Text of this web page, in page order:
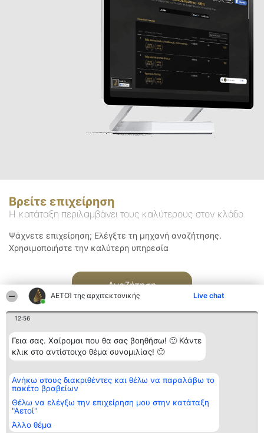
ΑΕΤΟΊ της αρχιτεκτονικής Live chat
12:56
Γεια σας. Χαίρομαι που θα σας βοηθήσω! 🙂 Κάντε
κλικ στο αντίστοιχο θέμα συνομιλίας! 🙂
Ανήκω στους διακριθέντες και θέλω να παραλάβω το
πακέτο βραβείων
Θέλω να ελέγξω την επιχείρηση μου στην κατάταξη
"Αετοί"
Άλλο θέμα
Βρείτε επιχείρηση
Η κατάταξη περιλαμβάνει τους καλύτερους στον κλάδο
Ψάχνετε επιχείρηση; Ελέγξτε τη μηχανή αναζήτησης.
Χρησιμοποιήστε την καλύτερη υπηρεσία
Αναζήτηση
Διοργανωτής της
κατάταξης
BEAUTIFUL COMPANY
ΤΗΛ. ΕΠΙΚΟΙΝΩΝΙΑΣ:
2104128019
email:
Κατάταξη
Διακριθέντες
των
διακριθέντων
Επικοινωνία
Επικοινωνία